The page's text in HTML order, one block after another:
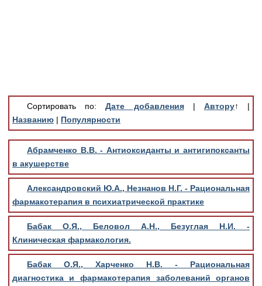
Добавить материал
Сортировать по:Дате добавления | Автору↑
|
Названию | Популярности
Абрамченко В.В. - Антиоксиданты и антигипоксанты
в акушерстве
Александровский Ю.А., Незнанов Н.Г. - Рациональная
фармакотерапия в психиатрической практике
Бабак О.Я., Беловол А.Н., Безуглая Н.И. -
Клиническая фармакология.
Бабак О.Я., Харченко Н.В. - Рациональная
диагностика и фармакотерапия заболеваний органов